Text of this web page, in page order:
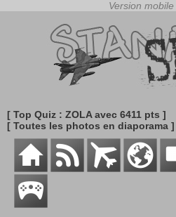
[ Top Quiz : ZOLA avec 6411 pts ]
[ Toutes les photos en diaporama ]